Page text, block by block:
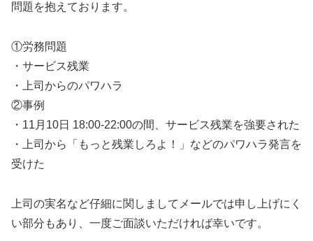
問題を抱えております。
①労務問題
・サービス残業
・上司からのパワハラ
②事例
・11月10日 18:00-22:00の間、サービス残業を強要された
・上司から「もっと残業しろよ！」などのパワハラ発言を
受けた
上司の実名など仔細に関しましてメールでは申し上げにく
い部分もあり、一度ご面談いただければ幸いです。